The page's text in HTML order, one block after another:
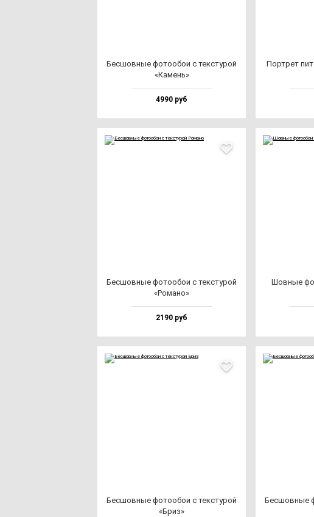
Бес­шов­ные фо­то­обои с тек­сту­рой
«Камень»
4990 руб
Пор­трет
Бес­шов­ные фо­то­обои с тек­сту­рой
«Рома­но»
2190 руб
Шов­ные
Бес­шов­ные фо­то­обои с тек­сту­рой
«Бриз»
Бес­шов­ные